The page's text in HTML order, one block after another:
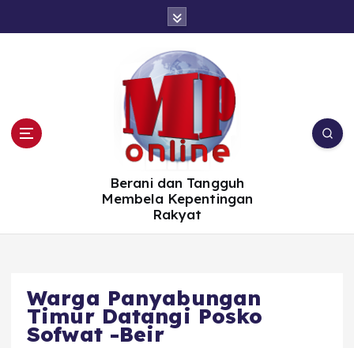
Berani dan Tangguh
Membela Kepentingan
Rakyat
Warga Panyabungan
Timur Datangi Posko
Sofwat -Beir